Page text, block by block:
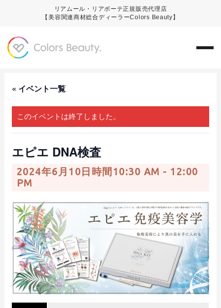
リアムール・リアボーテ正規販売代理店
【美容関連商材総合ディーラーColors Beauty】
« イベント一覧
このイベントは終了しました。
エピエ DNA検査
2024年6月10日時間10:30 AM - 12:00
PM